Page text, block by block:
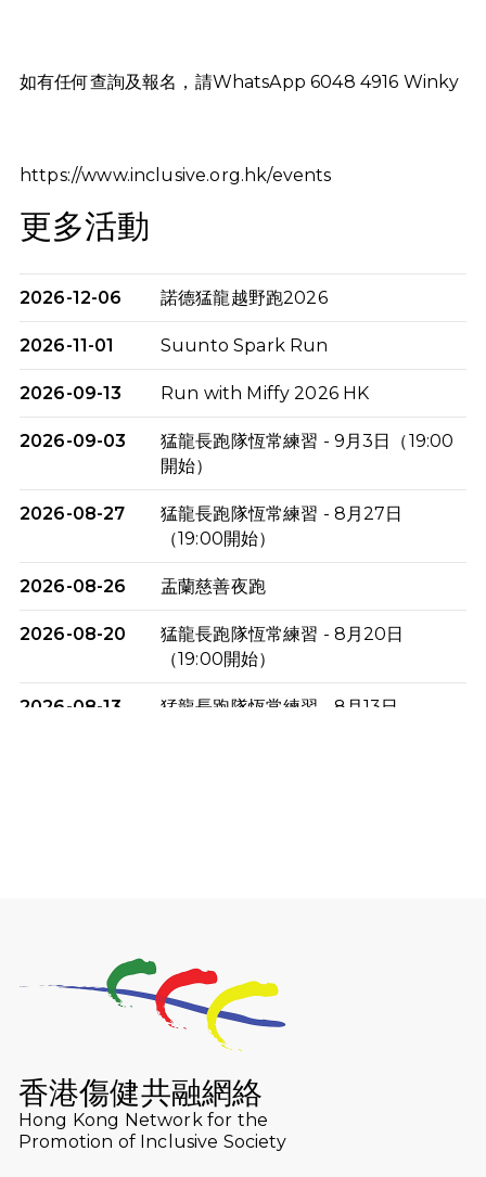
如有任何查詢及報名，請WhatsApp 6048 4916 Winky
https://www.inclusive.org.hk/events
更多活動
2026-12-06 諾德猛龍越野跑2026
2026-11-01 Suunto Spark Run
2026-09-13 Run with Miffy 2026 HK
2026-09-03
猛龍長跑隊恆常練習 - 9月3日（19:00
開始）
2026-08-27
猛龍長跑隊恆常練習 - 8月27日
（19:00開始）
2026-08-26 盂蘭慈善夜跑
2026-08-20
猛龍長跑隊恆常練習 - 8月20日
（19:00開始）
2026-08-13
猛龍長跑隊恆常練習 - 8月13日
2026-07-23
猛龍長跑隊恆常練習 - 7月23日
（19:00開始）
猛龍長跑隊恆常練習 - 7月16日
2026-07-10
【猛龍戈壁118公里分享暨香港傷健共
融網絡15周年晚宴】
香港傷健共融網絡
Hong Kong Network for the
Promotion of Inclusive Society